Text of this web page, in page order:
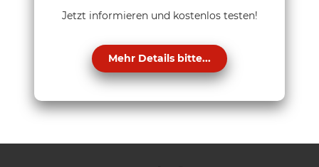
Jetzt informieren und kostenlos testen!
Mehr Details bitte...